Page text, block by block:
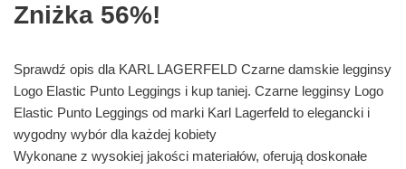
Zniżka 56%!
Sprawdź opis dla KARL LAGERFELD Czarne damskie legginsy
Logo Elastic Punto Leggings i kup taniej. Czarne legginsy Logo
Elastic Punto Leggings od marki Karl Lagerfeld to elegancki i
wygodny wybór dla każdej kobiety
Wykonane z wysokiej jakości materiałów, oferują doskonałe